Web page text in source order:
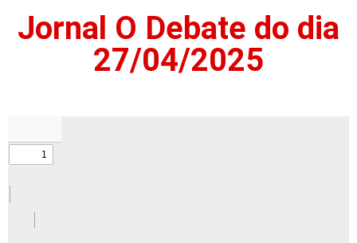
Jornal O Debate do dia
27/04/2025